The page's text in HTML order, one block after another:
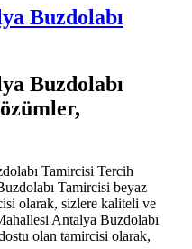
Buzdolabı
Buzdolabı
Tamircisi Tercih
Tamircisi beyaz
olarak, sizlere kaliteli ve
Antalya Buzdolabı
olan tamircisi olarak,